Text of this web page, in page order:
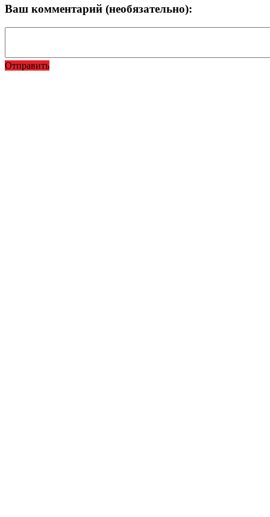
Ваш комментарий (необязательно):
Отправить